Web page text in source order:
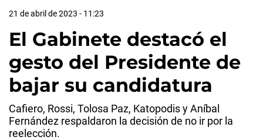
21 de abril de 2023 - 11:23
El Gabinete destacó el
gesto del Presidente de
bajar su candidatura
Cafiero, Rossi, Tolosa Paz, Katopodis y Aníbal
Fernández respaldaron la decisión de no ir por la
reelección.